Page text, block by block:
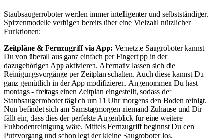
Staubsaugerroboter werden immer intelligenter und selbstständiger.
Spitzenmodelle verfügen bereits über eine Vielzahl nützlicher
Funktionen:
Zeitpläne & Fernzugriff via App: Vernetzte Saugroboter kannst
Du von überall aus ganz einfach per Fingertipp in der
dazugehörigen App aktivieren. Alternativ lassen sich die
Reinigungsvorgänge per Zeitplan schalten. Auch diese kannst Du
ganz gemütlich in der App modifizieren. Angenommen Du hast
montags - freitags einen Zeitplan eingestellt, sodass der
Staubsaugerroboter täglich um 11 Uhr morgens den Boden reinigt.
Nun befindet sich am Samstagmorgen niemand Zuhause und Dir
fällt ein, dass dies der perfekte Augenblick für eine weitere
Fußbodenreinigung wäre. Mittels Fernzugriff beginnst Du den
Putzvorgang und schon legt der kleine Saugroboter los.